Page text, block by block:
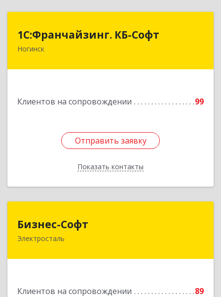
1С:Франчайзинг. КБ-Софт
Ногинск
Клиентов на сопровождении 99
Отправить заявку
Показать контакты
1С:Франчайзинг. КБ-Софт
142400, Московская обл, г.о Богородский,
Подробнее
Отправить заявку
Назад
Бизнес-Софт
Электросталь
Клиентов на сопровождении
89
144000, Московская обл, Электросталь г, Карла